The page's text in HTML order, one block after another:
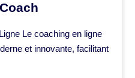
Le coaching en ligne
et innovante, facilitant